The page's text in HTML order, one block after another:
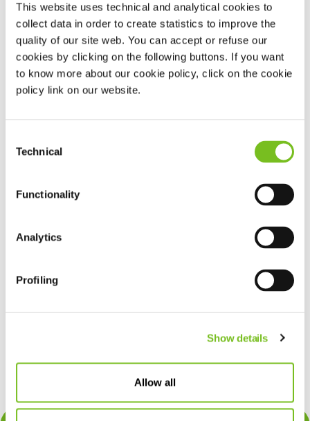
This website uses technical and analytical cookies to
collect data in order to create statistics to improve the
quality of our site web. You can accept or refuse our
cookies by clicking on the following buttons. If you want
to know more about our cookie policy, click on the cookie
policy link on our website.
Selection
Technical
Functionality
Analytics
Profiling
Show details
Allow all
document.
Voor sommige landen heeft u een medische verklaring
nodig van de arts. Kijk op de website van uw
vliegmaatschappij.
Link